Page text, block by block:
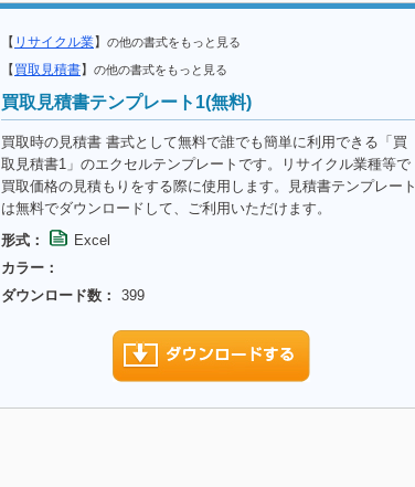
【 リサイクル業】 の他の書式をもっと見る
【買取見積書】 の他の書式をもっと見る
買取見積書テンプレート1(無料)
買取時の見積書 書式として無料で誰でも簡単に利用できる「買
取見積書1」のエクセルテンプレートです。リサイクル業種等で
買取価格の見積もりをする際に使用します。見積書テンプレート
は無料でダウンロードして、ご利用いただけます。
形式：
Excel
カラー：
ダウンロード数：
399